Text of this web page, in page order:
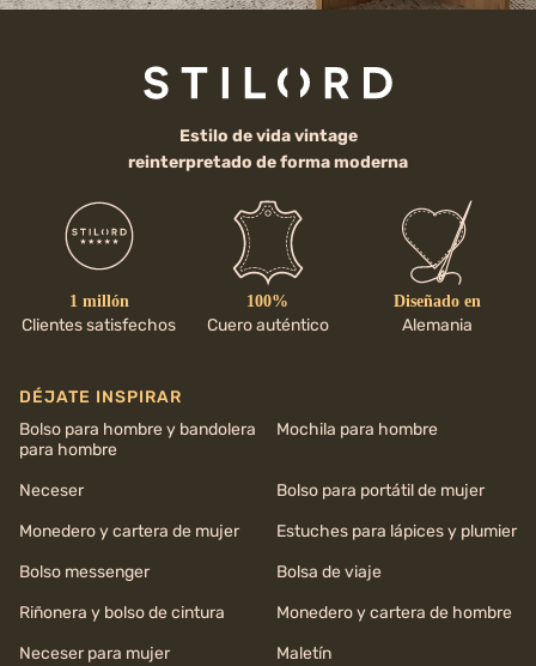
Estilo de vida vintage
reinterpretado de forma moderna
1 millón
Clientes satisfechos
100%
Cuero auténtico
Diseñado en
Alemania
DÉJATE INSPIRAR
Bolso para hombre y bandolera
para hombre
Mochila para hombre
Neceser
Bolso para portátil de mujer
Monedero y cartera de mujer
Estuches para lápices y plumier
Bolso messenger
Bolsa de viaje
Riñonera y bolso de cintura
Monedero y cartera de hombre
Neceser para mujer
Maletín